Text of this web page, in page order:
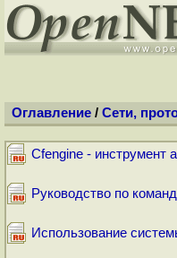
Оглавление / Сети,
Cfengine - инструмент
Руководство по
Использование